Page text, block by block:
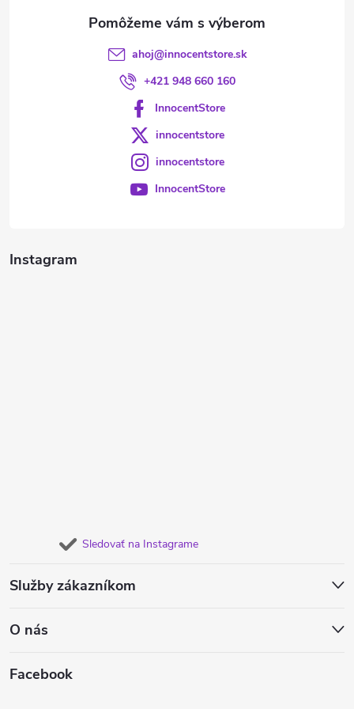
Instagram
Sledovať na Instagrame
Služby zákazníkom
O nás
Facebook
ahoj@innocentstore.sk
+421 948 660 160
InnocentStore
innocentstore
innocentstore
InnocentStore